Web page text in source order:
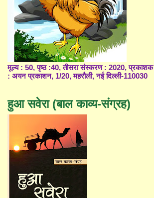
मूल्य : 50, पृष्ठ :40, तीसरा संस्करण : 2020, प्रकाशक
: अयन प्रकाशन, 1/20, महरौली, नई दिल्ली-110030
हुआ सवेरा (बाल काव्य-संग्रह)